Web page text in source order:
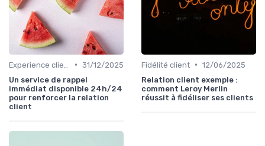
• 31/12/2025
Un service de rappel
immédiat disponible 24h/24
pour renforcer la relation
client
Fidélité client • 12/06/2025
Relation client exemple :
comment Leroy Merlin
réussit à fidéliser ses clients